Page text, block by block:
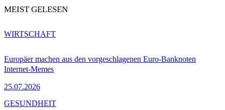
MEIST GELESEN
Europäer machen aus den vorgeschlagenen Euro-Banknoten
Internet-Memes
25.07.2026
WIRTSCHAFT
GESUNDHEIT